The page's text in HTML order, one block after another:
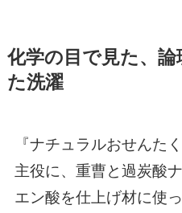
化学の目で見た、
た洗濯
『ナチュラルおせんた
主役に、重曹と過炭酸
エン酸を仕上げ材に使